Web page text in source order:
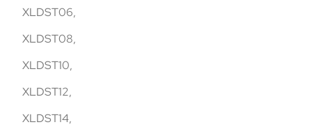
XLDST06,
XLDST08,
XLDST10,
XLDST12,
XLDST14,